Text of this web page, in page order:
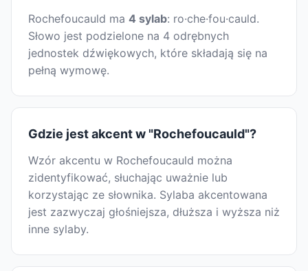
Rochefoucauld ma 4 sylab: ro·che·fou·cauld.
Słowo jest podzielone na 4 odrębnych
jednostek dźwiękowych, które składają się na
pełną wymowę.
Gdzie jest akcent w "Rochefoucauld"?
Wzór akcentu w Rochefoucauld można
zidentyfikować, słuchając uważnie lub
korzystając ze słownika. Sylaba akcentowana
jest zazwyczaj głośniejsza, dłuższa i wyższa niż
inne sylaby.